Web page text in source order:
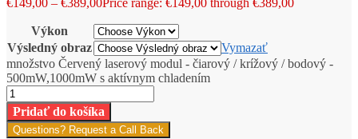
Výkon
Výsledný obraz
Vymazať
množstvo Červený laserový modul - čiarový / krížový / bodový -
500mW,1000mW s aktívnym chladením
Pridať do košíka
Questions? Request a Call Back